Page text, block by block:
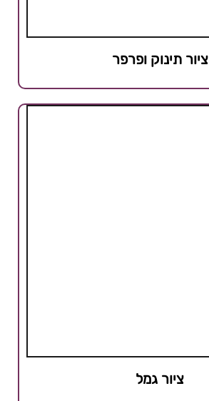
ציור תינוק ופרפר
ציור גמל